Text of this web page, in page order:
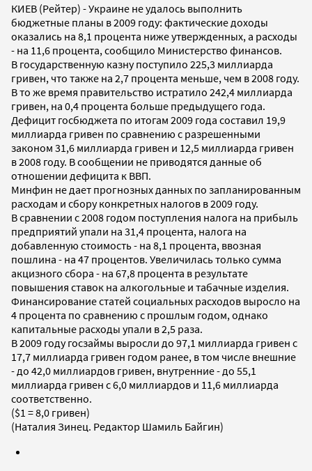
КИЕВ (Рейтер) - Украине не удалось выполнить
бюджетные планы в 2009 году: фактические доходы
оказались на 8,1 процента ниже утвержденных, а расходы
- на 11,6 процента, сообщило Министерство финансов.
В государственную казну поступило 225,3 миллиарда
гривен, что также на 2,7 процента меньше, чем в 2008 году.
В то же время правительство истратило 242,4 миллиарда
гривен, на 0,4 процента больше предыдущего года.
Дефицит госбюджета по итогам 2009 года составил 19,9
миллиарда гривен по сравнению с разрешенными
законом 31,6 миллиарда гривен и 12,5 миллиарда гривен
в 2008 году. В сообщении не приводятся данные об
отношении дефицита к ВВП.
Минфин не дает прогнозных данных по запланированным
расходам и сбору конкретных налогов в 2009 году.
В сравнении с 2008 годом поступления налога на прибыль
предприятий упали на 31,4 процента, налога на
добавленную стоимость - на 8,1 процента, ввозная
пошлина - на 47 процентов. Увеличилась только сумма
акцизного сбора - на 67,8 процента в результате
повышения ставок на алкогольные и табачные изделия.
Финансирование статей социальных расходов выросло на
4 процента по сравнению с прошлым годом, однако
капитальные расходы упали в 2,5 раза.
В 2009 году госзаймы выросли до 97,1 миллиарда гривен с
17,7 миллиарда гривен годом ранее, в том числе внешние
- до 42,0 миллиардов гривен, внутренние - до 55,1
миллиарда гривен с 6,0 миллиардов и 11,6 миллиарда
соответственно.
($1 = 8,0 гривен)
(Наталия Зинец. Редактор Шамиль Байгин)